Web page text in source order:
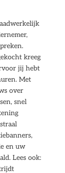
kreeg
jij hebt
Met
over
snel
en uw
Lees ook: